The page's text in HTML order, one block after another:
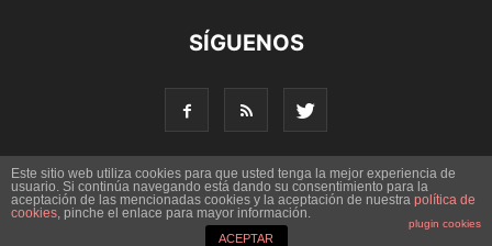
SÍGUENOS
© Copyright 2016 - Sevilla Taurina. Todos los derechos
reservados | Desarrollado por
Este sitio web utiliza cookies para que usted tenga la mejor experiencia de
usuario. Si continúa navegando está dando su consentimiento para la
aceptación de las mencionadas cookies y la aceptación de nuestra política de
cookies, pinche el enlace para mayor información.
plugin cookies
ACEPTAR